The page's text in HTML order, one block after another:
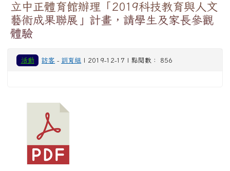
立中正體育館辦理「2019科技教育與人文
藝術成果聯展」計畫，請學生及家長參觀
體驗
活動 訪客 - 訓育組 | 2019-12-17 | 點閱數： 856